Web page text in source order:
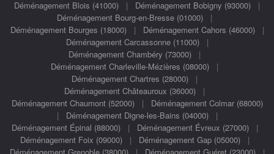
Déménagement Blois (41000) | Déménagement Bobigny (93000) |
Déménagement Bourg-en-Bresse (01000) |
Déménagement Bourges (18000)| Déménagement Cahors (46000)|
Déménagement Carcassonne (11000)|
Déménagement Chambéry (73000) |
Déménagement Charleville-Mézières (08000) |
Déménagement Chartres (28000) |
Déménagement Châteauroux (36000) |
Déménagement Chaumont (52000)| Déménagement Colmar (68000)
| Déménagement Digne-les-Bains (04000)|
Déménagement Épinal (88000)| Déménagement Évreux (27000)|
Déménagement Foix (09000)| Déménagement Gap (05000)|